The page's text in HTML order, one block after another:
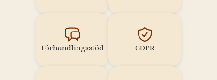
Förhandlingsstöd GDPR